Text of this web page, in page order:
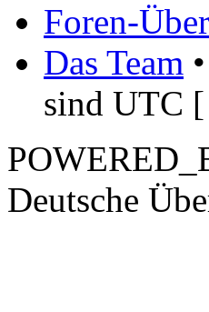
Foren-
Das Team •
sind UTC
Deutsche